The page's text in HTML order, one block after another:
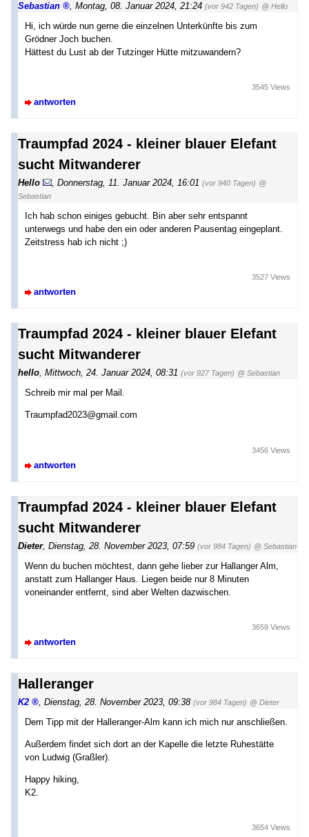
Sebastian , Montag, 08. Januar 2024, 21:24 (vor 942 Tagen) @ Hello
Hi, ich würde nun gerne die einzelnen Unterkünfte bis zum
Grödner Joch buchen.
Hättest du Lust ab der Tutzinger Hütte mitzuwandern?
antworten
3545 Views
Traumpfad 2024 - kleiner blauer Elefant
sucht Mitwanderer
Hello , Donnerstag, 11. Januar 2024, 16:01 (vor 940 Tagen) @
Sebastian
Ich hab schon einiges gebucht. Bin aber sehr entspannt
unterwegs und habe den ein oder anderen Pausentag eingeplant.
Zeitstress hab ich nicht ;)
antworten
3527 Views
Traumpfad 2024 - kleiner blauer Elefant
sucht Mitwanderer
hello, Mittwoch, 24. Januar 2024, 08:31 (vor 927 Tagen) @ Sebastian
Schreib mir mal per Mail.
Traumpfad2023@gmail.com
antworten
3456 Views
Traumpfad 2024 - kleiner blauer Elefant
sucht Mitwanderer
Dieter, Dienstag, 28. November 2023, 07:59 (vor 984 Tagen) @ Sebastian
Wenn du buchen möchtest, dann gehe lieber zur Hallanger Alm,
anstatt zum Hallanger Haus. Liegen beide nur 8 Minuten
voneinander entfernt, sind aber Welten dazwischen.
antworten
3659 Views
Halleranger
K2 Dienstag, 28. November 2023, 09:38 (vor 984 Tagen) @ Dieter
Dem Tipp mit der Halleranger-Alm kann ich mich nur anschließen.
Außerdem findet sich dort an der Kapelle die letzte Ruhestätte
von Ludwig (Graßler).
Happy hiking,
K2.
3654 Views